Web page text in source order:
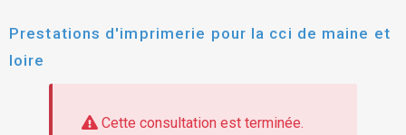
Prestations d'imprimerie pour la cci de maine et
loire
Cette consultation est terminée.